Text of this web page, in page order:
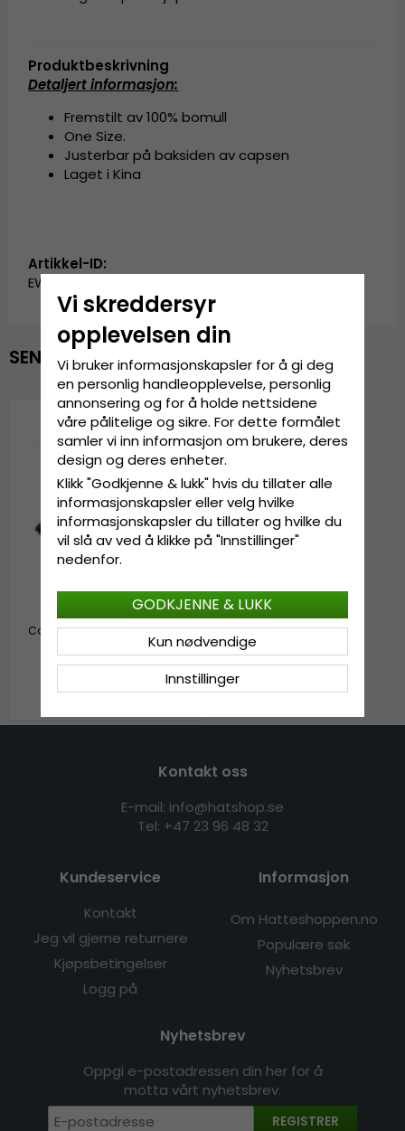
Produktbeskrivning
Detaljert informasjon:
Fremstilt av 100% bomull
One Size.
Justerbar på baksiden av capsen
Laget i Kina
Artikkel-ID:
EWDY0717204.burgundy/blue
SENEST VISTE
Caps - Gårda Letter Cap 'M'
(burgunder/blå)
kr 349
Kontakt oss
E-mail: info@hatshop.se
Tel: +47 23 96 48 32
Kundeservice
Kontakt
Jeg vil gjerne returnere
Kjøpsbetingelser
Logg på
Informasjon
Om Hatteshoppen.no
Populære søk
Nyhetsbrev
Nyhetsbrev
Oppgi e-postadressen din her for å
motta vårt nyhetsbrev.
REGISTRER
Vi skreddersyr
opplevelsen din
Vi bruker informasjonskapsler for å gi deg
en personlig handleopplevelse, personlig
annonsering og for å holde nettsidene
våre pålitelige og sikre. For dette formålet
samler vi inn informasjon om brukere, deres
design og deres enheter.
Klikk "Godkjenne & lukk" hvis du tillater alle
informasjonskapsler eller velg hvilke
informasjonskapsler du tillater og hvilke du
vil slå av ved å klikke på "Innstillinger"
nedenfor.
Innstillinger
Kun nødvendige
GODKJENNE & LUKK